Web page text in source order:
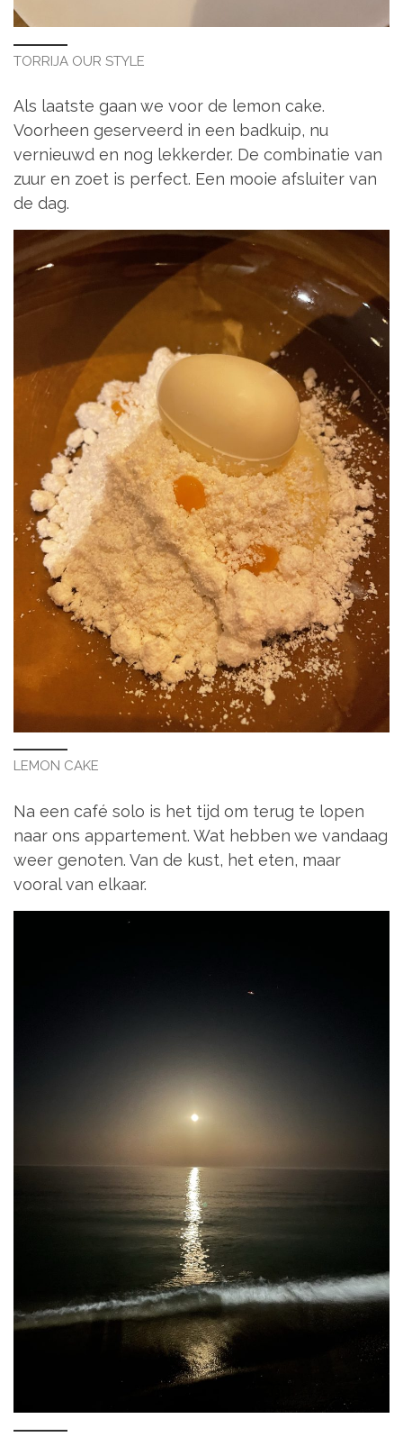
TORRIJA OUR STYLE
Als laatste gaan we voor de lemon cake.
Voorheen geserveerd in een badkuip, nu
vernieuwd en nog lekkerder. De combinatie van
zuur en zoet is perfect. Een mooie afsluiter van
de dag.
LEMON CAKE
Na een café solo is het tijd om terug te lopen
naar ons appartement. Wat hebben we vandaag
weer genoten. Van de kust, het eten, maar
vooral van elkaar.